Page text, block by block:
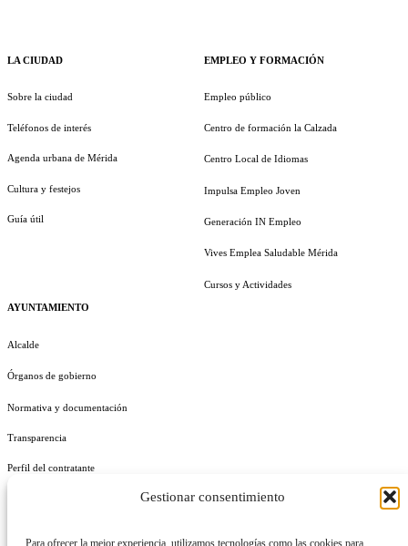
Gestionar consentimiento
Para ofrecer la mejor experiencia, utilizamos tecnologías como las cookies para
LA CIUDAD
Sobre la ciudad
Teléfonos de interés
Agenda urbana de Mérida
Cultura y festejos
Guía útil
AYUNTAMIENTO
Alcalde
Órganos de gobierno
Normativa y documentación
Transparencia
Perfil del contratante
EMPLEO Y FORMACIÓN
Empleo público
Centro de formación la Calzada
Centro Local de Idiomas
Impulsa Empleo Joven
Generación IN Empleo
Vives Emplea Saludable Mérida
Cursos y Actividades